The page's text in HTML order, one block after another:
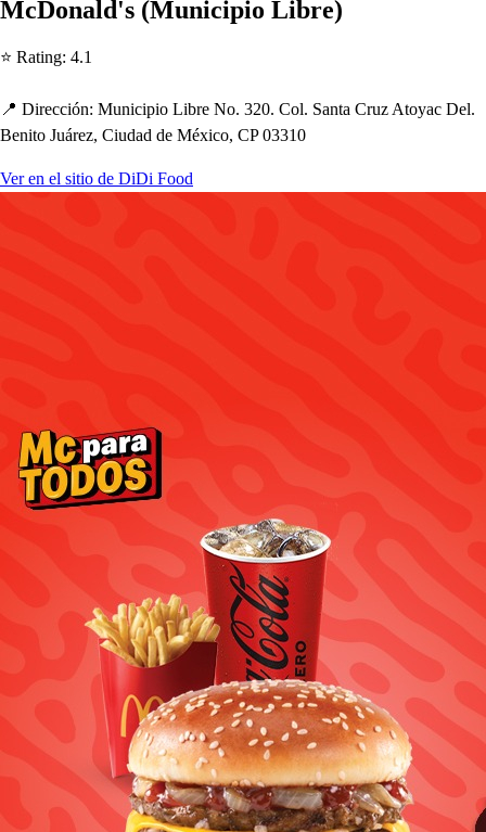
McDonald's (Municipio Libre)
⭐ Rating: 4.1
📍 Dirección: Municipio Libre No. 320. Col. Santa Cruz Atoyac Del.
Benito Juárez, Ciudad de México, CP 03310
Ver en el sitio de DiDi Food